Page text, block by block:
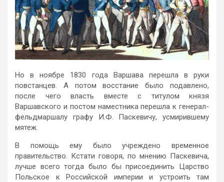
Но в ноябре 1830 года Варшава перешла в руки
повстанцев. А потом восстание было подавлено,
после чего власть вместе с титулом князя
Варшавского и постом наместника перешла к генерал-
фельдмаршалу графу И.Ф. Паскевичу, усмирившему
мятеж.
В помощь ему было учреждено временное
правительство. Кстати говоря, по мнению Паскевича,
лучше всего тогда было бы присоединить Царство
Польское к Российской империи и устроить там